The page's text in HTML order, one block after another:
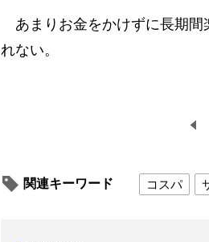
あまりお金をかけずに長期間
れない。
関連キーワード コスパ